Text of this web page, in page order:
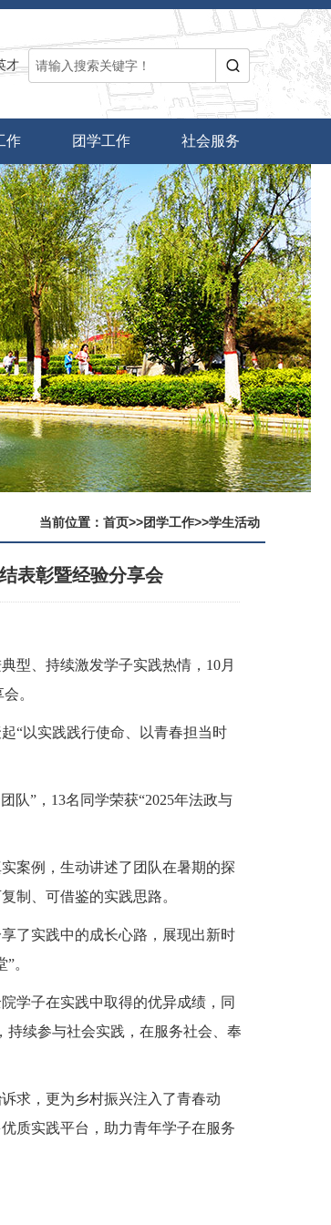
才
作 团学工作 社会服务
当前位置： 首页>>团学工作>>学生活动
表彰暨经验分享会
型、持续激发学子实践热情，10月
。
“以实践践行使命、以青春担当时
队”，13名同学荣获“2025年法政与
案例，生动讲述了团队在暑期的探
制、可借鉴的实践思路。
了实践中的成长心路，展现出新时
。
学子在实践中取得的优异成绩，同
持续参与社会实践，在服务社会、奉
求，更为乡村振兴注入了青春动
质实践平台，助力青年学子在服务